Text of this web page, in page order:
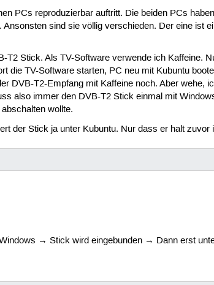
PCs reproduzierbar auftritt. Die beiden PCs
sind sie völlig verschieden. Der eine ist
Stick. Als TV-Software verwende ich Kaffeine.
die TV-Software starten, PC neu mit Kubuntu
DVB-T2-Empfang mit Kaffeine noch. Aber wehe,
also immer den DVB-T2 Stick einmal mit
wollte.
der Stick ja unter Kubuntu. Nur dass er halt
→ Stick wird eingebunden → Dann erst